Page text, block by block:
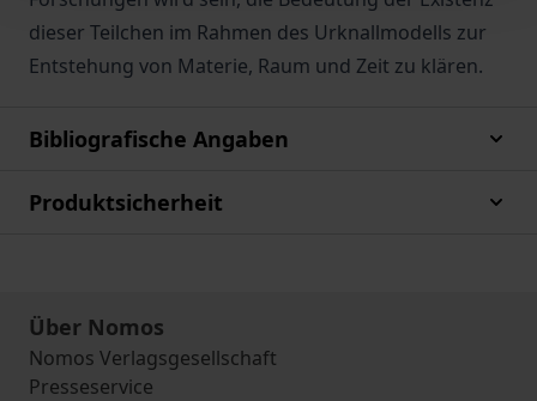
dieser Teilchen im Rahmen des Urknallmodells zur
Entstehung von Materie, Raum und Zeit zu klären.
Bibliografische Angaben
Produktsicherheit
Über Nomos
Nomos Verlagsgesellschaft
Presseservice